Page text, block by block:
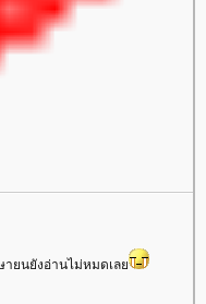
ายนยังอ่านไม่หมดเล